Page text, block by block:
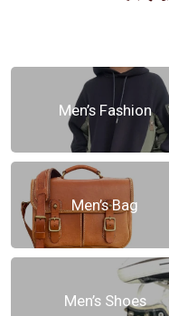
Men’s Fashion
Men’s Bag
Men’s Shoes